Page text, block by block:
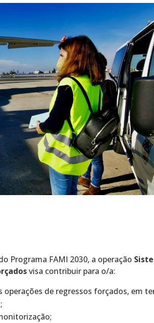
Programa FAMI 2030, a operação
visa contribuir para o/a:
de regressos forçados, em